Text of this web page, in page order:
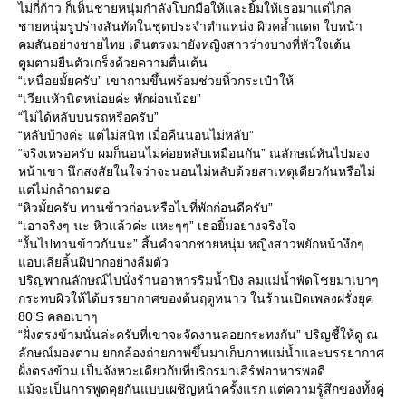
ไม่กี่ก้าว ก็เห็นชายหนุ่มกำลังโบกมือให้และยิ้มให้เธอมาแต่ไกล
ชายหนุ่มรูปร่างสันทัดในชุดประจำตำแหน่ง ผิวคล้ำแดด ใบหน้า
คมสันอย่างชายไทย เดินตรงมายังหญิงสาวร่างบางที่หัวใจเต้น
ตูมตามยืนตัวเกร็งด้วยความตื่นเต้น
“เหนื่อยมั้ยครับ” เขาถามขึ้นพร้อมช่วยหิ้วกระเป๋าให้
“เวียนหัวนิดหน่อยค่ะ พักผ่อนน้อย”
“ไม่ได้หลับบนรถหรือครับ”
“หลับบ้างค่ะ แต่ไม่สนิท เมื่อคืนนอนไม่หลับ”
“จริงเหรอครับ ผมก็นอนไม่ค่อยหลับเหมือนกัน” ณลักษณ์หันไปมอง
หน้าเขา นึกสงสัยในใจว่าจะนอนไม่หลับด้วยสาเหตุเดียวกันหรือไม่
ต่ไม่กล้าถามต่อ
“หิวมั้ยครับ ทานข้าวก่อนหรือไปที่พักก่อนดีครับ”
“เอาจริงๆ นะ หิวแล้วค่ะ แหะๆๆ” เธอยิ้มอย่างจริงใจ
“งั้นไปทานข้าวกันนะ” สิ้นคำจากชายหนุ่ม หญิงสาวพยักหน้างึกๆ
อบเลียลิ้นฝีปากอย่างลืมตัว
ปริญพาณลักษณ์ไปนั่งร้านอาหารริมน้ำปิง ลมแม่น้ำพัดโชยมาเบาๆ
กระทบผิวให้ได้บรรยากาศของต้นฤดูหนาว ในร้านเปิดเพลงฝรั่งยุค
80’S คลอเบาๆ
“ฝั่งตรงข้ามนั่นล่ะครับที่เขาจะจัดงานลอยกระทงกัน” ปริญชี้ให้ดู ณ
ลักษณ์มองตาม ยกกล้องถ่ายภาพขึ้นมาเก็บภาพแม่น้ำและบรรยากาศ
ฝั่งตรงข้าม เป็นจังหวะเดียวกับที่บริกรมาเสิร์ฟอาหารพอดี
ม้จะเป็นการพูดคุยกันแบบเผชิญหน้าครั้งแรก แต่ความรู้สึกของทั้งคู่